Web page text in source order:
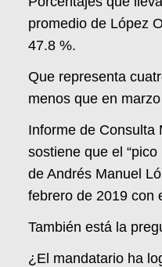
promedio de López
47.8 %.
Que representa
menos que en
Informe de Consulta
sostiene que el
de Andrés Manuel
febrero de 2019 con
También está la
¿El mandatario ha